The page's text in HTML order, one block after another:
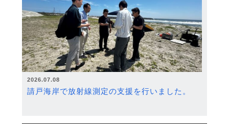
2026.07.08
請戸海岸で放射線測定の支援を行いました。